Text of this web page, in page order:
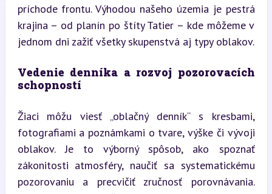
príchode frontu. Výhodou našeho územia je pestrá
krajina – od planín po štíty Tatier – kde môžeme v
jednom dni zažiť všetky skupenstvá aj typy oblakov.
Vedenie denníka a rozvoj pozorovacích
schopností
Žiaci môžu viesť „oblačný denník“ s kresbami,
fotografiami a poznámkami o tvare, výške či vývoji
oblakov. Je to výborný spôsob, ako spoznať
zákonitosti atmosféry, naučiť sa systematickému
pozorovaniu a precvičiť zručnosť porovnávania.